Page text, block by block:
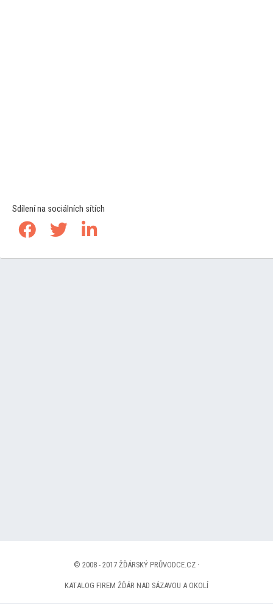
Sdílení na sociálních sítích
© 2008 - 2017 ŽĎÁRSKÝ PRŮVODCE.CZ ·
KATALOG FIREM ŽĎÁR NAD SÁZAVOU A OKOLÍ